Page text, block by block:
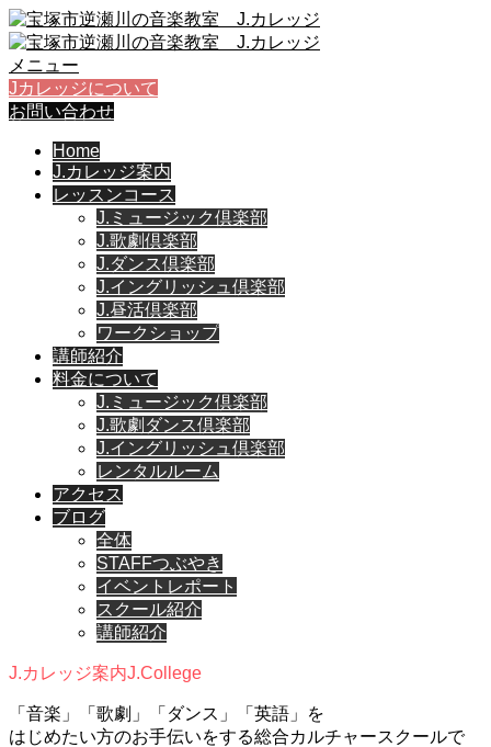
メニュー
Jカレッジについて
お問い合わせ
Home
J.カレッジ案内
レッスンコース
J.ミュージック倶楽部
J.歌劇倶楽部
J.ダンス倶楽部
J.イングリッシュ倶楽部
J.昼活倶楽部
ワークショップ
講師紹介
料金について
J.ミュージック倶楽部
J.歌劇ダンス倶楽部
J.イングリッシュ倶楽部
レンタルルーム
アクセス
ブログ
全体
STAFFつぶやき
イベントレポート
スクール紹介
講師紹介
J.カレッジ案内J.College
「音楽」「歌劇」「ダンス」「英語」を
はじめたい方のお手伝いをする総合カルチャースクールで